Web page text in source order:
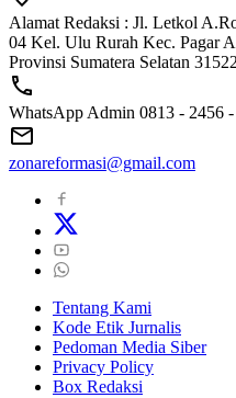
Alamat Redaksi : Jl. Letkol
04 Kel. Ulu Rurah Kec. Pagar
Provinsi Sumatera Selatan 31522
WhatsApp Admin 0813 - 2456
zonareformasi@gmail.com
Tentang Kami
Kode Etik Jurnalis
Pedoman Media Siber
Privacy Policy
Box Redaksi